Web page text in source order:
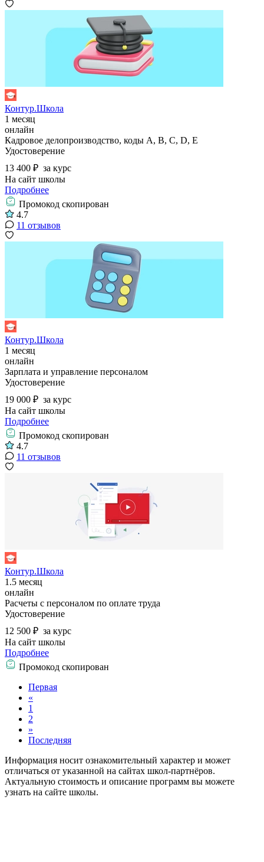
Контур.Школа
1 месяц
онлайн
Кадровое делопроизводство, коды А, В, С, D, E
Удостоверение
13 400 ₽ за курс
На сайт школы
Подробнее
Промокод скопирован
4.7
11 отзывов
Контур.Школа
1 месяц
онлайн
Зарплата и управление персоналом
Удостоверение
19 000 ₽ за курс
На сайт школы
Подробнее
Промокод скопирован
4.7
11 отзывов
Контур.Школа
1.5 месяц
онлайн
Расчеты с персоналом по оплате труда
Удостоверение
12 500 ₽ за курс
На сайт школы
Подробнее
Промокод скопирован
Первая
«
1
2
»
Последняя
Информация носит ознакомительный характер и может
отличаться от указанной на сайтах школ-партнёров.
Актуальную стоимость и описание программ вы можете
узнать на сайте школы.